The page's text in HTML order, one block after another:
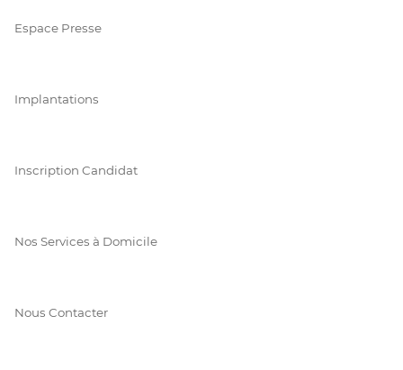
Espace Presse
Implantations
Inscription Candidat
Nos Services à Domicile
Nous Contacter